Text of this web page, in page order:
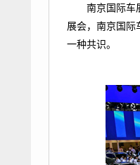
南京国际车
展会，南京国际
一种共识。